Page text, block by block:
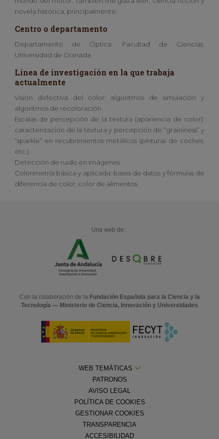
novela histórica, principalmente.
Centro o departamento
Departamento de Óptica. Facultad de Ciencias.
Universidad de Granada
Línea de investigación en la que trabaja
actualmente
Visión defectiva del color: algoritmos de simulación y
algoritmos de recoloración
Escalas de percepción de la textura (apariencia de color):
caracterización de la textura y percepción de “graininess” y
“sparkle” en recubrimientos metálicos (pinturas de coches,
etc.)
Detección de ruido en imágenes
Colorimetría básica y aplicada: bases de datos y fórmulas de
diferencia de color, color de alimentos
Una web de:
Con la colaboración de la Fundación Española para la Ciencia y la
Tecnología — Ministerio de Ciencia, Innovación y Universidades
WEB TEMÁTICAS
PATRONOS
AVISO LEGAL
POLÍTICA DE COOKIES
GESTIONAR COOKIES
TRANSPARENCIA
ACCESIBILIDAD